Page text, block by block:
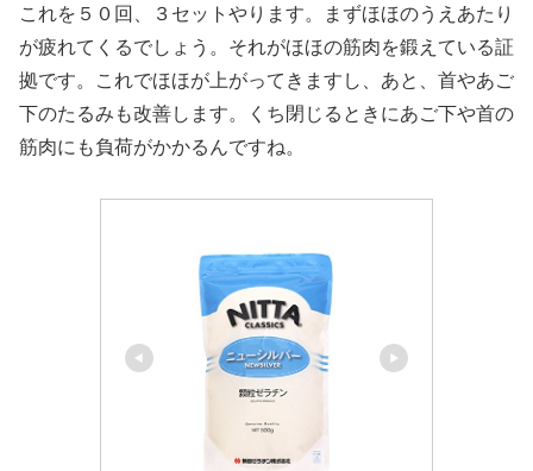
これを５０回、３セットやります。まずほほのうえあたり
が疲れてくるでしょう。それがほほの筋肉を鍛えている証
拠です。これでほほが上がってきますし、あと、首やあご
下のたるみも改善します。くち閉じるときにあご下や首の
筋肉にも負荷がかかるんですね。